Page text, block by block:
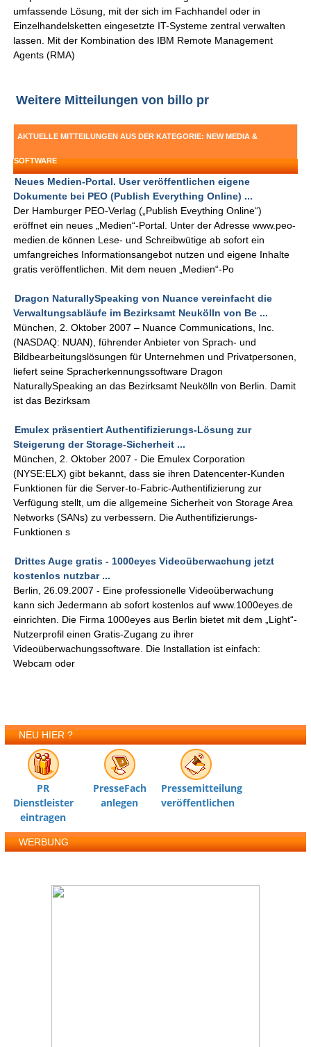
umfassende Lösung, mit der sich im Fachhandel oder in
Einzelhandelsketten eingesetzte IT-Systeme zentral verwalten
lassen. Mit der Kombination des IBM Remote Management
Agents (RMA)
Weitere Mitteilungen von billo pr
AKTUELLE MITTEILUNGEN AUS DER KATEGORIE: NEW MEDIA &
SOFTWARE
Neues Medien-Portal. User veröffentlichen eigene
Dokumente bei PEO (Publish Everything Online) ...
Der Hamburger PEO-Verlag („Publish Eveything Online“)
eröffnet ein neues „Medien“-Portal. Unter der Adresse www.peo-
medien.de können Lese- und Schreibwütige ab sofort ein
umfangreiches Informationsangebot nutzen und eigene Inhalte
gratis veröffentlichen. Mit dem neuen „Medien“-Po
Dragon NaturallySpeaking von Nuance vereinfacht die
Verwaltungsabläufe im Bezirksamt Neukölln von Be ...
München, 2. Oktober 2007 – Nuance Communications, Inc.
(NASDAQ: NUAN), führender Anbieter von Sprach- und
Bildbearbeitungslösungen für Unternehmen und Privatpersonen,
liefert seine Spracherkennungssoftware Dragon
NaturallySpeaking an das Bezirksamt Neukölln von Berlin. Damit
ist das Bezirksam
Emulex präsentiert Authentifizierungs-Lösung zur
Steigerung der Storage-Sicherheit ...
München, 2. Oktober 2007 - Die Emulex Corporation
(NYSE:ELX) gibt bekannt, dass sie ihren Datencenter-Kunden
Funktionen für die Server-to-Fabric-Authentifizierung zur
Verfügung stellt, um die allgemeine Sicherheit von Storage Area
Networks (SANs) zu verbessern. Die Authentifizierungs-
Funktionen s
Drittes Auge gratis - 1000eyes Videoüberwachung jetzt
kostenlos nutzbar ...
Berlin, 26.09.2007 - Eine professionelle Videoüberwachung
kann sich Jedermann ab sofort kostenlos auf www.1000eyes.de
einrichten. Die Firma 1000eyes aus Berlin bietet mit dem „Light“-
Nutzerprofil einen Gratis-Zugang zu ihrer
Videoüberwachungssoftware. Die Installation ist einfach:
Webcam oder
NEU HIER ?
PR
Dienstleister
eintragen
PresseFach
anlegen
Pressemitteilung
veröffentlichen
WERBUNG